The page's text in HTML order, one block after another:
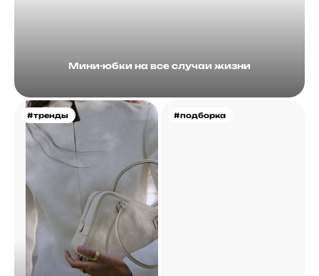
Мини-юбки на все случаи жизни
#тренды #подборка